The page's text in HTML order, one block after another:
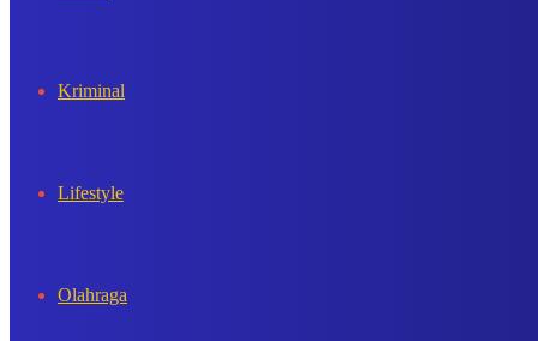
Kriminal
Lifestyle
Olahraga